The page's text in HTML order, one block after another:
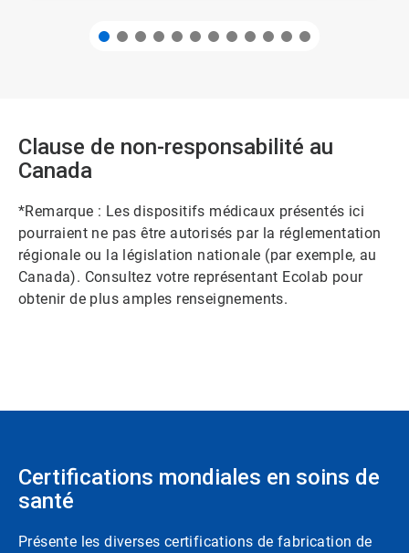
Clause de non-responsabilité au
Canada
*Remarque : Les dispositifs médicaux présentés ici
pourraient ne pas être autorisés par la réglementation
régionale ou la législation nationale (par exemple, au
Canada). Consultez votre représentant Ecolab pour
obtenir de plus amples renseignements.
Certifications mondiales en soins de
santé
Présente les diverses certifications de fabrication de